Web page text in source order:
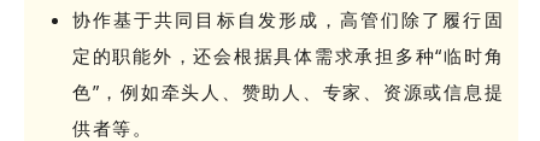
协作基于共同目标自发形成，高管们除了履行固
定的职能外，还会根据具体需求承担多种“临时角
色”，例如牵头人、赞助人、专家、资源或信息提
供者等。